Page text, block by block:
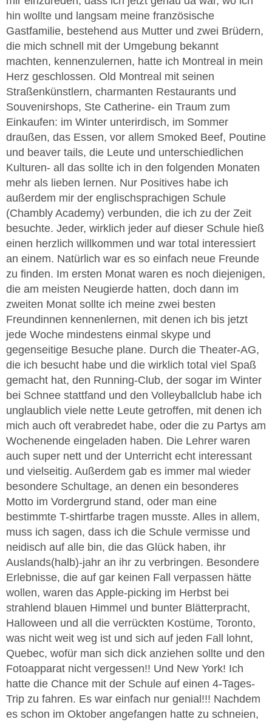
hin wollte und langsam meine französische
Gastfamilie, bestehend aus Mutter und zwei Brüdern,
die mich schnell mit der Umgebung bekannt
machten, kennenzulernen, hatte ich Montreal in mein
Herz geschlossen. Old Montreal mit seinen
Straßenkünstlern, charmanten Restaurants und
Souvenirshops, Ste Catherine- ein Traum zum
Einkaufen: im Winter unterirdisch, im Sommer
draußen, das Essen, vor allem Smoked Beef, Poutine
und beaver tails, die Leute und unterschiedlichen
Kulturen- all das sollte ich in den folgenden Monaten
mehr als lieben lernen. Nur Positives habe ich
außerdem mir der englischsprachigen Schule
(Chambly Academy) verbunden, die ich zu der Zeit
besuchte. Jeder, wirklich jeder auf dieser Schule hieß
einen herzlich willkommen und war total interessiert
an einem. Natürlich war es so einfach neue Freunde
zu finden. Im ersten Monat waren es noch diejenigen,
die am meisten Neugierde hatten, doch dann im
zweiten Monat sollte ich meine zwei besten
Freundinnen kennenlernen, mit denen ich bis jetzt
jede Woche mindestens einmal skype und
gegenseitige Besuche plane. Durch die Theater-AG,
die ich besucht habe und die wirklich total viel Spaß
gemacht hat, den Running-Club, der sogar im Winter
bei Schnee stattfand und den Volleyballclub habe ich
unglaublich viele nette Leute getroffen, mit denen ich
mich auch oft verabredet habe, oder die zu Partys am
Wochenende eingeladen haben. Die Lehrer waren
auch super nett und der Unterricht echt interessant
und vielseitig. Außerdem gab es immer mal wieder
besondere Schultage, an denen ein besonderes
Motto im Vordergrund stand, oder man eine
bestimmte T-shirtfarbe tragen musste. Alles in allem,
muss ich sagen, dass ich die Schule vermisse und
neidisch auf alle bin, die das Glück haben, ihr
Auslands(halb)-jahr an ihr zu verbringen. Besondere
Erlebnisse, die auf gar keinen Fall verpassen hätte
wollen, waren das Apple-picking im Herbst bei
strahlend blauen Himmel und bunter Blätterpracht,
Halloween und all die verrückten Kostüme, Toronto,
was nicht weit weg ist und sich auf jeden Fall lohnt,
Quebec, wofür man sich dick anziehen sollte und den
Fotoapparat nicht vergessen!! Und New York! Ich
hatte die Chance mit der Schule auf einen 4-Tages-
Trip zu fahren. Es war einfach nur genial!!! Nachdem
es schon im Oktober angefangen hatte zu schneien,